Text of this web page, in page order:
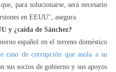
para solucionarse, será necesario
en EEUU", asegura.
y ¿caída de Sánchez?
español en el terreno doméstico
caso de corrupción que asola a su
sus socios de gobierno y sus apoyos